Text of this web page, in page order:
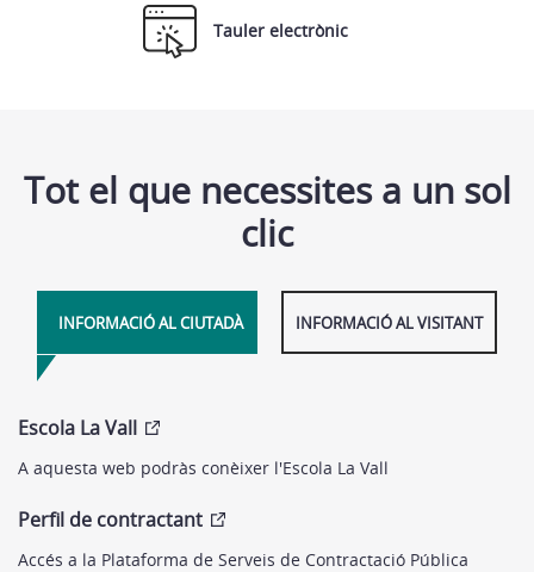
Tauler electrònic
Tot el que necessites a un sol
clic
INFORMACIÓ AL CIUTADÀ INFORMACIÓ AL VISITANT
Escola La Vall
A aquesta web podràs conèixer l'Escola La Vall
Perfil de contractant
Accés a la Plataforma de Serveis de Contractació Pública